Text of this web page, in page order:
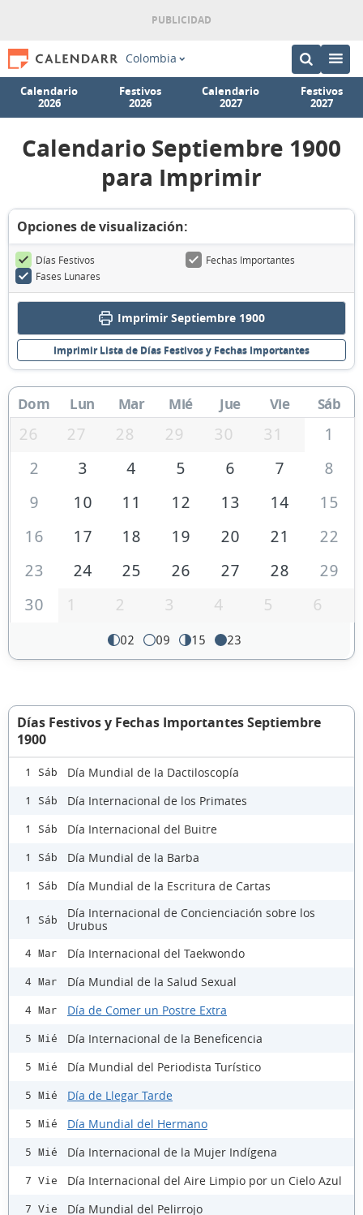
Colombia
Calendario
2026
Festivos
2026
Calendario
2027
Festivos
2027
Calendario Septiembre 1900
para Imprimir
Opciones de visualización:
Días Festivos
Fechas Importantes
Fases Lunares
Imprimir Septiembre 1900
Imprimir Lista de Días Festivos y Fechas Importantes
Dom Lun Mar Mié Jue Vie Sáb
26 27 28 29 30 31
1
2
3 4 5 6 7
8
9
10 11 12 13 14
15
16
17 18 19 20 21
22
23
24 25 26 27 28
29
30
1 2 3 4 5 6
02 09 15 23
Días Festivos y Fechas Importantes Septiembre
1900
1 Sáb Día Mundial de la Dactiloscopía
1 Sáb Día Internacional de los Primates
1 Sáb Día Internacional del Buitre
1 Sáb Día Mundial de la Barba
1 Sáb Día Mundial de la Escritura de Cartas
1 Sáb
Día Internacional de Concienciación sobre los
Urubus
4 Mar Día Internacional del Taekwondo
4 Mar Día Mundial de la Salud Sexual
4 Mar Día de Comer un Postre Extra
5 Mié Día Internacional de la Beneficencia
5 Mié Día Mundial del Periodista Turístico
5 Mié Día de Llegar Tarde
5 Mié Día Mundial del Hermano
5 Mié Día Internacional de la Mujer Indígena
7 Vie Día Internacional del Aire Limpio por un Cielo Azul
7 Vie Día Mundial del Pelirrojo